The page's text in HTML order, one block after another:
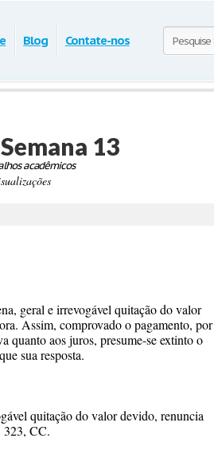
Blog Contate-nos
13
acadêmicos
geral e irrevogável quitação do valor
Assim, comprovado o pagamento, por
quanto aos juros, presume-se extinto o
sua resposta.
quitação do valor devido, renuncia
323, CC.